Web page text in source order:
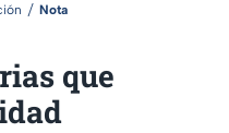
Nota
que